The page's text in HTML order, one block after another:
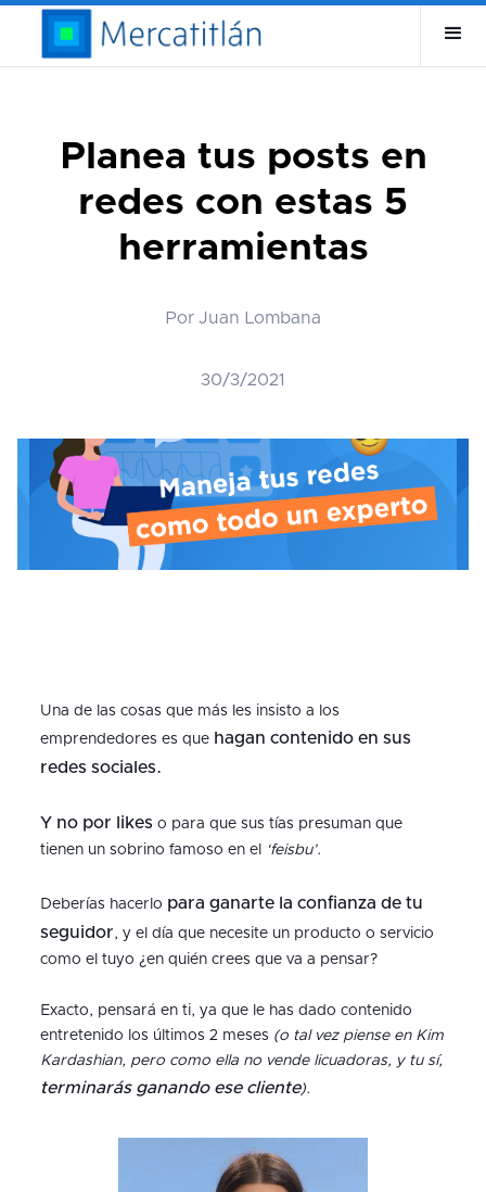
Planea tus posts en
redes con estas 5
herramientas
Por Juan Lombana
30/3/2021
Una de las cosas que más les insisto a los
emprendedores es que hagan contenido en sus
redes sociales.
Y no por likes o para que sus tías presuman que
tienen un sobrino famoso en el
‘feisbu’.
Deberías hacerlo para ganarte la confianza de tu
seguidor, y el día que necesite un producto o servicio
como el tuyo ¿en quién crees que va a pensar?
Exacto, pensará en ti, ya que le has dado contenido
entretenido los últimos 2 meses (o tal vez piense en Kim
Kardashian, pero como ella no vende licuadoras, y tu sí,
terminarás ganando ese cliente).